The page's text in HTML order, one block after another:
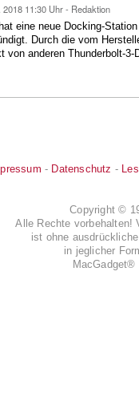
2018 11:30 Uhr - Redaktion
eine neue Docking-
Durch die vom
von anderen Thunderbolt-3-
- Datenschutz -
Copyright ©
Alle Rechte vorbehalten!
ist ohne
in jeglicher
MacGadget®